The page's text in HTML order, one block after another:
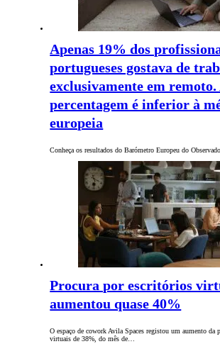
Apenas 19% dos
portugueses gostava de
exclusivamente em remoto.
percentagem é inferior à
europeia
Conheça os resultados do Barómetro Europeu do
Procura por escritórios
aumentou quase 40%
O espaço de cowork Avila Spaces registou um aumento da
virtuais de 38%, do mês de…